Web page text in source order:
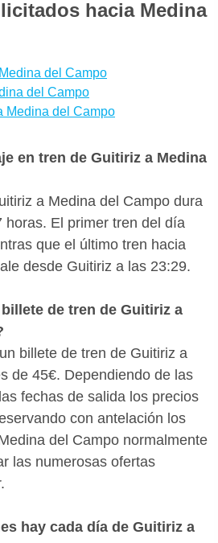
y seguir el estado de tu
Campo en tiempo real,
y son incluso más baratos.
ofertas para Guitiriz -
aconsejamos que reserves tus
para aprovechar las
¿Quieres saber si hay
para llegar a Medina
y escoger la mejor opción
hacia Medina
del Campo
del Campo
Medina del Campo
en tren de Guitiriz a Medina
a Medina del Campo dura
horas. El primer tren del día
que el último tren hacia
desde Guitiriz a las 23:29.
de tren de Guitiriz a
billete de tren de Guitiriz a
de 45€. Dependiendo de las
fechas de salida los precios
con antelación los
del Campo normalmente
las numerosas ofertas
hay cada día de Guitiriz a